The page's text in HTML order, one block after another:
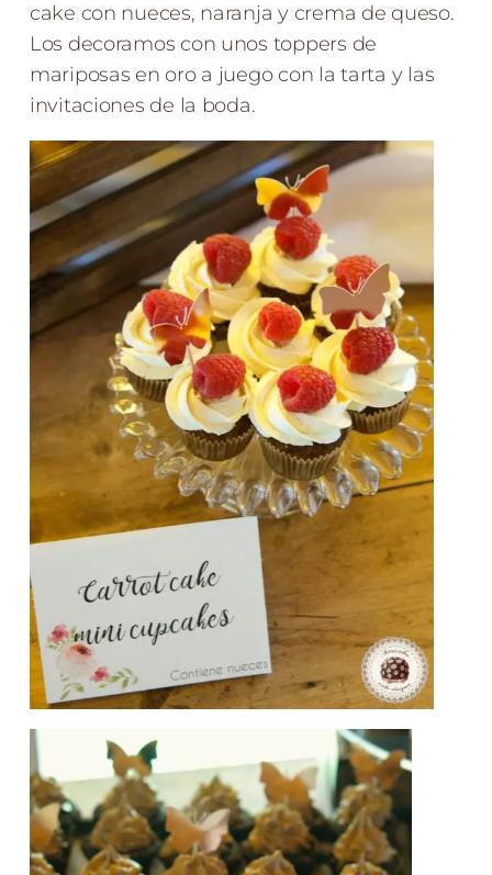
cake con nueces, naranja y crema de queso.
Los decoramos con unos toppers de
mariposas en oro a juego con la tarta y las
invitaciones de la boda.